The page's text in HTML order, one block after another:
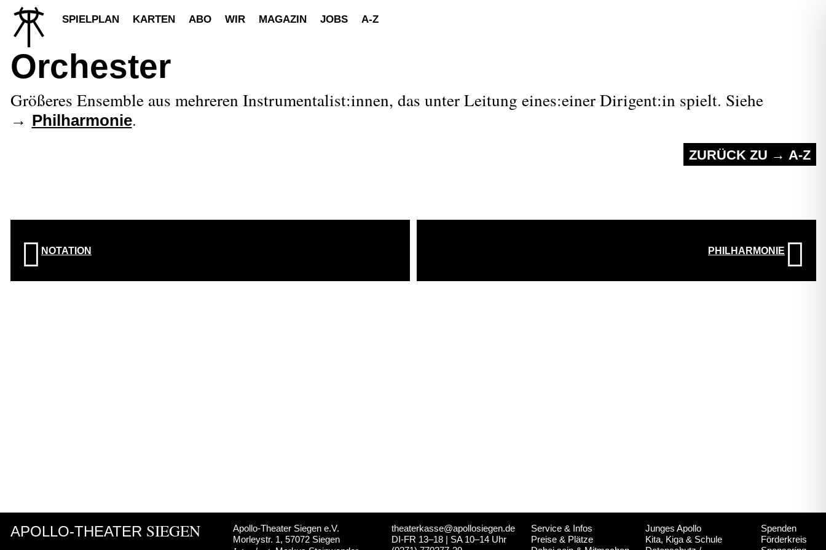
SPIELPLAN KARTEN ABO WIR MAGAZIN JOBS A-Z
Orchester
Größeres Ensemble aus mehreren Instrumentalist:innen, das unter Leitung eines:einer Dirigent:in spielt. Siehe
→ Philharmonie.
ZURÜCK ZU → A-Z
NOTATION PHILHARMONIE
APOLLO-THEATER SIEGEN
Apollo-Theater Siegen e.V.
Morleystr. 1, 57072 Siegen
theaterkasse@apollosiegen.de
DI-FR 13–18 | SA 10–14 Uhr
Service & Infos
Preise & Plätze
Junges Apollo
Kita, Kiga & Schule
Spenden
Förderkreis